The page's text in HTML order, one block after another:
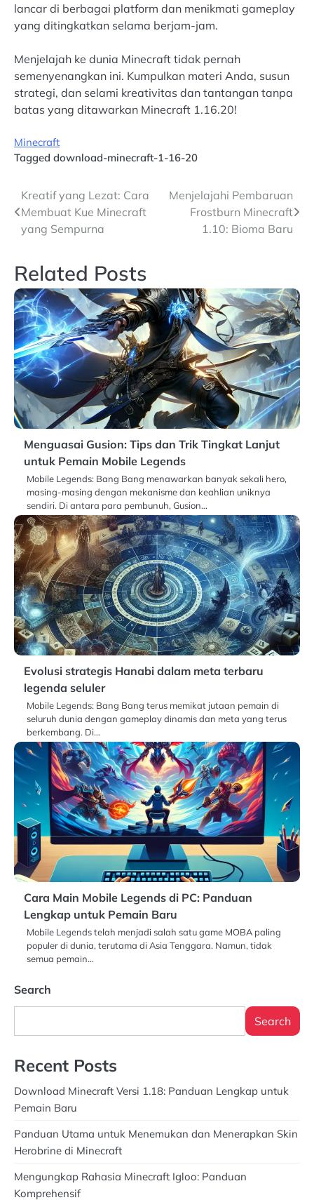
lancar di berbagai platform dan menikmati gameplay
yang ditingkatkan selama berjam-jam.
Menjelajah ke dunia Minecraft tidak pernah
semenyenangkan ini. Kumpulkan materi Anda, susun
strategi, dan selami kreativitas dan tantangan tanpa
batas yang ditawarkan Minecraft 1.16.20!
Minecraft
Tagged download-minecraft-1-16-20
Post
navigation
Kreatif yang Lezat: Cara
Membuat Kue Minecraft
yang Sempurna
Menjelajahi Pembaruan
Frostburn Minecraft
1.10: Bioma Baru
Related Posts
Menguasai Gusion: Tips dan Trik Tingkat Lanjut
untuk Pemain Mobile Legends
Mobile Legends: Bang Bang menawarkan banyak sekali hero,
masing-masing dengan mekanisme dan keahlian uniknya
sendiri. Di antara para pembunuh, Gusion…
Evolusi strategis Hanabi dalam meta terbaru
legenda seluler
Mobile Legends: Bang Bang terus memikat jutaan pemain di
seluruh dunia dengan gameplay dinamis dan meta yang terus
berkembang. Di…
Cara Main Mobile Legends di PC: Panduan
Lengkap untuk Pemain Baru
Mobile Legends telah menjadi salah satu game MOBA paling
populer di dunia, terutama di Asia Tenggara. Namun, tidak
semua pemain…
Search
Search
Recent Posts
Download Minecraft Versi 1.18: Panduan Lengkap untuk
Pemain Baru
Panduan Utama untuk Menemukan dan Menerapkan Skin
Herobrine di Minecraft
Mengungkap Rahasia Minecraft Igloo: Panduan
Komprehensif